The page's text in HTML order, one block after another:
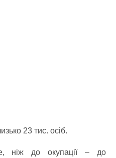
23 тис. осіб.
ніж до окупації – до